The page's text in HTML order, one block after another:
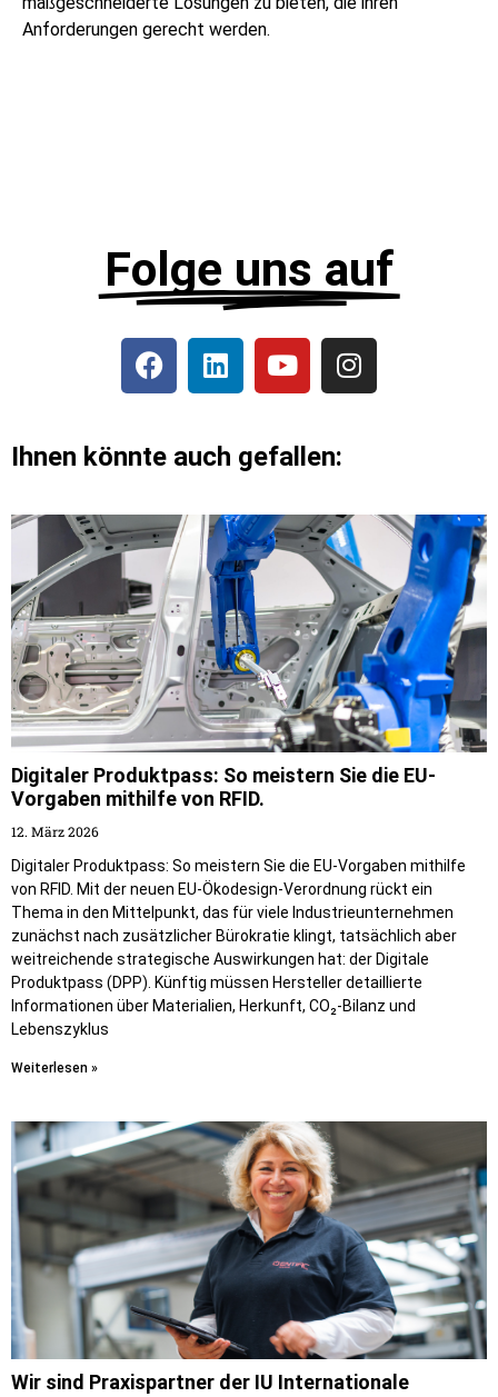
Anforderungen gerecht werden.
Folge uns auf
Ihnen könnte auch gefallen:
Digitaler Produktpass: So meistern Sie die EU-
Vorgaben mithilfe von RFID.
12. März 2026
Digitaler Produktpass: So meistern Sie die EU-Vorgaben mithilfe
von RFID. Mit der neuen EU-Ökodesign-Verordnung rückt ein
Thema in den Mittelpunkt, das für viele Industrieunternehmen
zunächst nach zusätzlicher Bürokratie klingt, tatsächlich aber
weitreichende strategische Auswirkungen hat: der Digitale
Produktpass (DPP). Künftig müssen Hersteller detaillierte
Informationen über Materialien, Herkunft, CO₂-Bilanz und
Lebenszyklus
Weiterlesen »
Wir sind Praxispartner der IU Internationale